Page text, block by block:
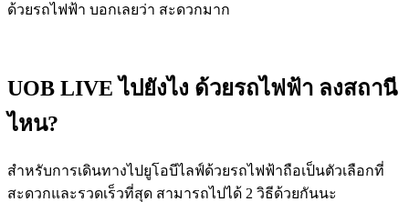
ด้วยรถไฟฟ้า บอกเลยว่า สะดวกมาก
UOB LIVE ไปยังไง ด้วยรถไฟฟ้า ลงสถานี
ไหน?
สำหรับการเดินทางไปยูโอบีไลฟ์ด้วยรถไฟฟ้าถือเป็นตัวเลือกที่
สะดวกและรวดเร็วที่สุด สามารถไปได้ 2 วิธีด้วยกันนะ